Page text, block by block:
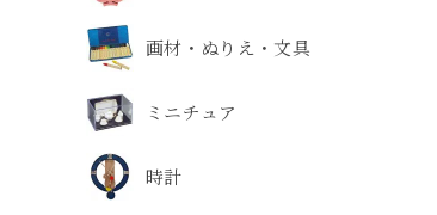
画材・ぬりえ・文具
ミニチュア
時計